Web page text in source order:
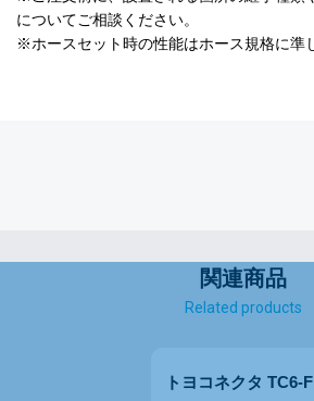
についてご相談ください。
※ホースセット時の性能はホース規格に準
関連商品
Related products
トヨコネクタ TC6-F